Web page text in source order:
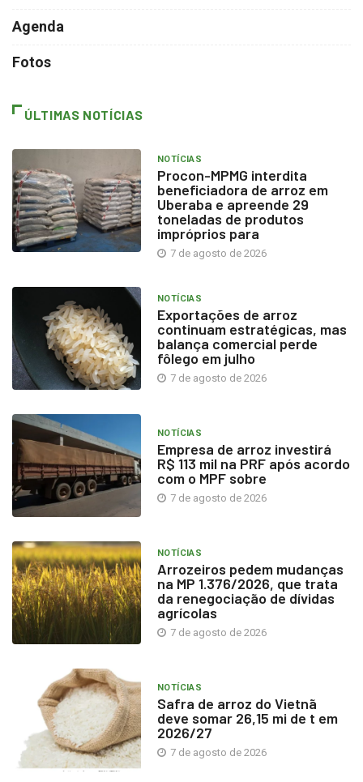
Agenda
Fotos
ÚLTIMAS NOTÍCIAS
NOTÍCIAS
Procon-MPMG interdita
beneficiadora de arroz em
Uberaba e apreende 29
toneladas de produtos
impróprios para
7 de agosto de 2026
NOTÍCIAS
Exportações de arroz
continuam estratégicas, mas
balança comercial perde
fôlego em julho
7 de agosto de 2026
NOTÍCIAS
Empresa de arroz investirá
R$ 113 mil na PRF após acordo
com o MPF sobre
7 de agosto de 2026
NOTÍCIAS
Arrozeiros pedem mudanças
na MP 1.376/2026, que trata
da renegociação de dívidas
agrícolas
7 de agosto de 2026
NOTÍCIAS
Safra de arroz do Vietnã
deve somar 26,15 mi de t em
2026/27
7 de agosto de 2026